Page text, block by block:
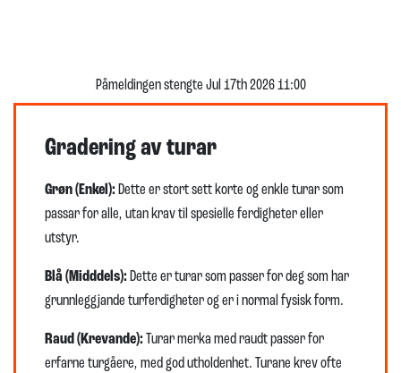
Påmeldingen stengte Jul 17th 2026 11:00
Gradering av turar
Grøn (Enkel):Dette er stort sett korte og enkle turar som
passar for alle, utan krav til spesielle ferdigheter eller
utstyr.
Blå (Midddels):Dette er turar som passer for deg som har
grunnleggjande turferdigheter og er i normal fysisk form.
Raud (Krevande):Turar merka med raudt passer for
erfarne turgåere, med god utholdenhet. Turane krev ofte